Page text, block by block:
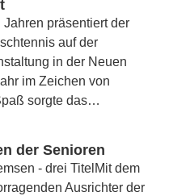
präsentiert der
auf der
in der Neuen
im Zeichen von
sorgte das…
der Senioren
- drei TitelMit dem
Ausrichter der